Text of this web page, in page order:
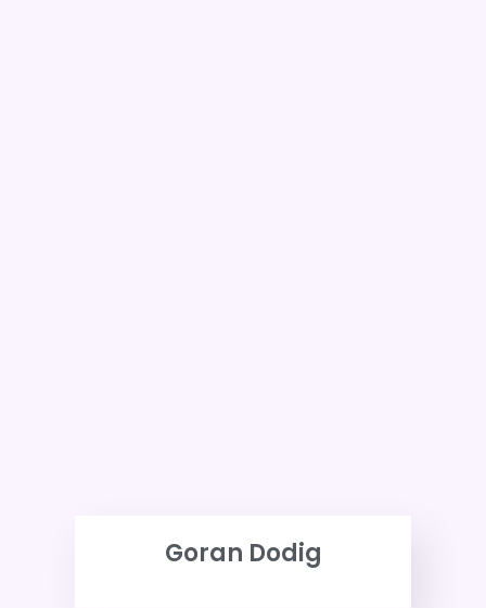
Goran Dodig